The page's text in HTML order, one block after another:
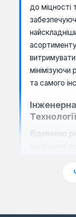
до міцності
витримувати
та самого
Відмінною
проходять